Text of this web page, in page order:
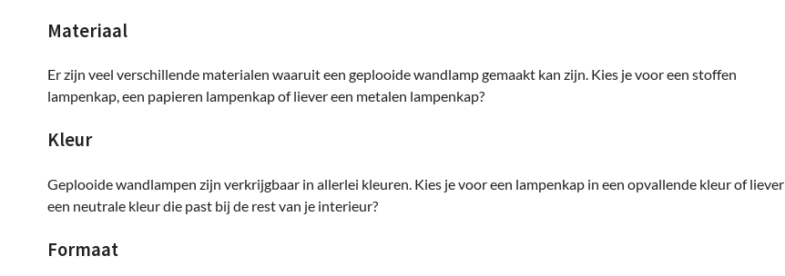
Materiaal
Er zijn veel verschillende materialen waaruit een geplooide wandlamp gemaakt kan zijn. Kies je voor een stoffen
lampenkap, een papieren lampenkap of liever een metalen lampenkap?
Kleur
Geplooide wandlampen zijn verkrijgbaar in allerlei kleuren. Kies je voor een lampenkap in een opvallende kleur of liever
een neutrale kleur die past bij de rest van je interieur?
Formaat